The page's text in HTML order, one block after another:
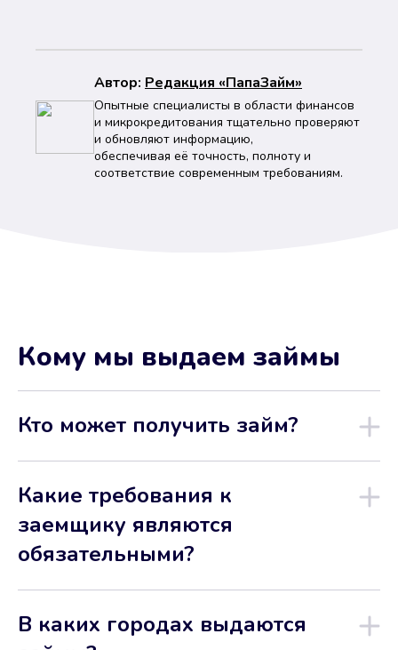
Автор: Peдaкция «ПапаЗайм»
Опытные специалисты в области финансов
и микрокредитования тщательно проверяют
и обновляют информацию,
обеспечивая её точность, полноту и
соответствие современным требованиям.
Кому мы выдаем займы
Кто может получить займ?
Какие требования к
заемщику являются
обязательными?
В каких городах выдаются